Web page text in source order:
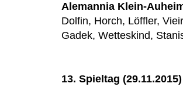
Alemannia Klein-
Dolfin, Horch, Löffler,
Gadek, Wetteskind,
13. Spieltag (29.11.2015)